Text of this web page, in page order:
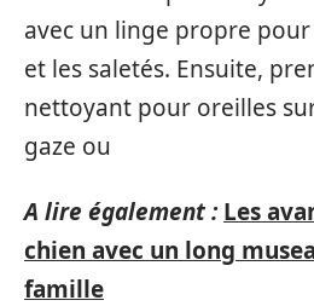
avec un linge propre
et les saletés. Ensuite,
nettoyant pour oreilles
gaze ou
A lire également : Les
chien avec un long
famille